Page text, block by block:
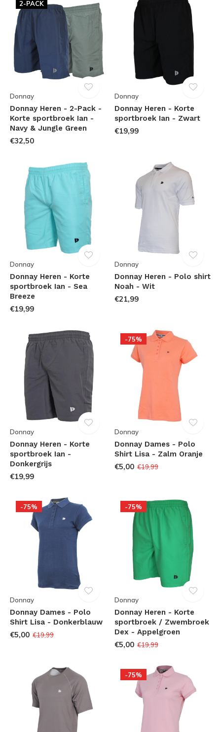
2-PACK
Donnay
Donnay Heren - 2-Pack -
Korte sportbroek Ian -
Navy & Jungle Green
€32,50
Donnay
Donnay Heren - Korte
sportbroek Ian - Zwart
€19,99
Donnay
Donnay Heren - Korte
sportbroek Ian - Sea
Breeze
€19,99
Donnay
Donnay Heren - Polo shirt
Noah - Wit
€21,99
Donnay
Donnay Heren - Korte
sportbroek Ian -
Donkergrijs
€19,99
-75%
Donnay
Donnay Dames - Polo
Shirt Lisa - Zalm Oranje
€5,00 €19,99
-75%
Donnay
Donnay Dames - Polo
Shirt Lisa - Donkerblauw
€5,00 €19,99
-75%
Donnay
Donnay Heren - Korte
sportbroek / Zwembroek
Dex - Appelgroen
€5,00 €19,99
-75%